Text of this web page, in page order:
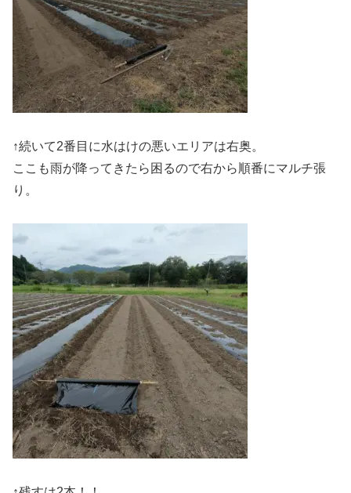
↑続いて2番目に水はけの悪いエリアは右奥。
ここも雨が降ってきたら困るので右から順番にマルチ張
り。